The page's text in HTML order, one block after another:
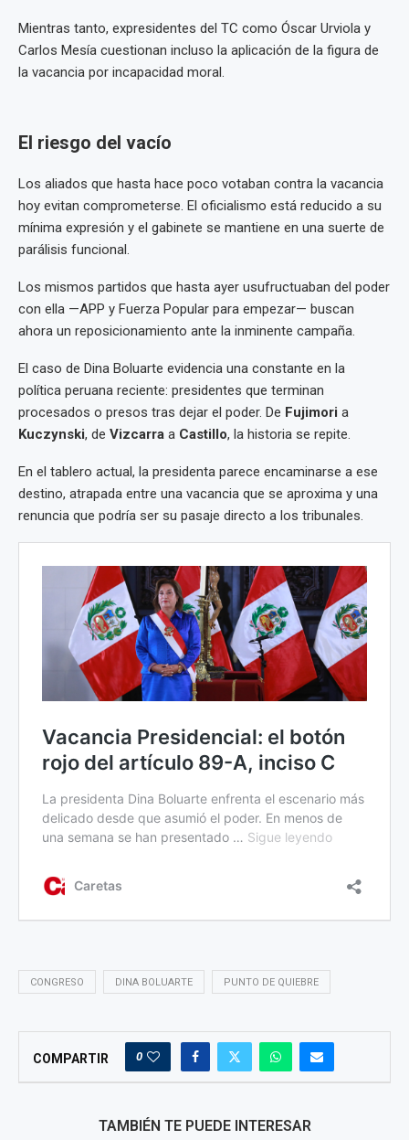
Mientras tanto, expresidentes del TC como Óscar Urviola y
Carlos Mesía cuestionan incluso la aplicación de la figura de
la vacancia por incapacidad moral.
El riesgo del vacío
Los aliados que hasta hace poco votaban contra la vacancia
hoy evitan comprometerse. El oficialismo está reducido a su
mínima expresión y el gabinete se mantiene en una suerte de
parálisis funcional.
Los mismos partidos que hasta ayer usufructuaban del poder
con ella —APP y Fuerza Popular para empezar— buscan
ahora un reposicionamiento ante la inminente campaña.
El caso de Dina Boluarte evidencia una constante en la
política peruana reciente: presidentes que terminan
procesados o presos tras dejar el poder. De Fujimori a
Kuczynski, de Vizcarra a Castillo, la historia se repite.
En el tablero actual, la presidenta parece encaminarse a ese
destino, atrapada entre una vacancia que se aproxima y una
renuncia que podría ser su pasaje directo a los tribunales.
CONGRESO DINA BOLUARTE PUNTO DE QUIEBRE
COMPARTIR 0
TAMBIÉN TE PUEDE INTERESAR